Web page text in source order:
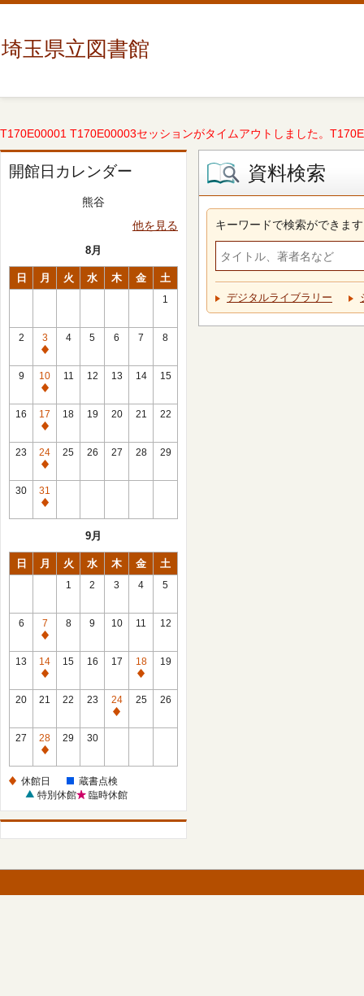
埼玉県立図書館
T170E00001 T170E00003セッションがタイムアウトしました。
開館日カレンダー
熊谷
他を見る
8月
日 月 火 水 木 金 土
1
2
3
休
館
日
4 5 6 7 8
9
10
休
館
日
11 12 13 14 15
16
17
休
館
日
18 19 20 21 22
23
24
休
館
日
25 26 27 28 29
30
31
休
9月
日 月 火 水 木 金 土
1 2 3 4 5
6
7
休
館
日
8 9 10 11 12
13
14
休
館
15 16 17
18
休
館
19
20 21 22 23
24
休
25 26
27
28
休
日
29 30
休館日
蔵書点検
特別休館
臨時休館
資料検索
キーワードで検索ができます
デジタルライブラリー